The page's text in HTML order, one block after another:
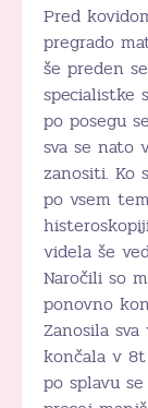
Pred
pregrado
še preden
specialistke
po posegu
sva se nato
zanositi. Ko
po vsem
videla še
Naročili so
ponovno
Zanosila
končala v
po splavu